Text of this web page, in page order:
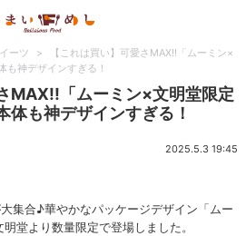
ーツ >
【これは買い】可愛さMAX!!「ムーミン×
も神デザインすぎる！
MAX!!「ムーミン×文明堂限定
体も神デザインすぎる！
2025.5.3 19:45
集合♪華やかなパッケージデザイン「ムー
堂より数量限定で登場しました。